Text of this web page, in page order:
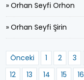
» Orhan Seyfi Orhon
» Orhan Seyfi Şirin
Önceki 1 2 3
12
13 14 15 16